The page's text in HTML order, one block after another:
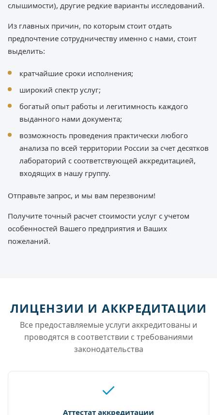
слышимости), другие редкие варианты исследований.
Из главных причин, по которым стоит отдать
предпочтение сотрудничеству именно с нами, стоит
выделить:
кратчайшие сроки исполнения;
широкий спектр услуг;
богатый опыт работы и легитимность каждого
выданного нами документа;
возможность проведения практически любого
анализа по всей территории России за счет десятков
лабораторий с соответствующей аккредитацией,
входящих в нашу группу.
Отправьте запрос, и мы вам перезвоним!
Получите точный расчет стоимости услуг с учетом
особенностей Вашего предприятия и Ваших
пожеланий.
ЛИЦЕНЗИИ И АККРЕДИТАЦИИ
Все предоставляемые услуги аккредитованы и
проводятся в соответствии с требованиями
законодательства
Аттестат аккредитации